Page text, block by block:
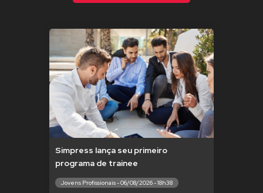
Simpress lança seu primeiro
programa de trainee
Jovens Profissionais - 06/08/2026 - 18h38